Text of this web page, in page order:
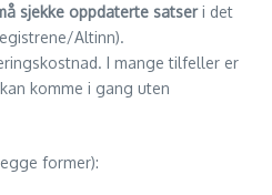
sjekke oppdaterte satseri det
Altinn).
I mange tilfeller er
komme i gang uten
former):